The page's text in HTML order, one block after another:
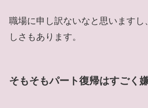
職場に申し訳ないなと思いますし
しさもあります。
そもそもパート復帰はすごく